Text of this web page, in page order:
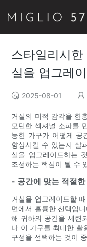
스타일리시
실을 업그레
2025-08-01
거실의 미적 감각을 한
모던한 섹셔널 소파를
능한 가구가 어떻게 공
향상시킬 수 있는지 살
실을 업그레이드하는
조성하는 핵심이 될 수
- 공간에 맞는 적절
거실을 업그레이드할
면에서 훌륭한 선택입
해 귀하의 공간을 세련
나 이 가구를 최대한 활
구성을 선택하는 것이